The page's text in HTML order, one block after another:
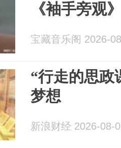
《袖手旁观
宝藏音乐阁 2026-
“行走的思政
梦想
新浪财经 2026-08-